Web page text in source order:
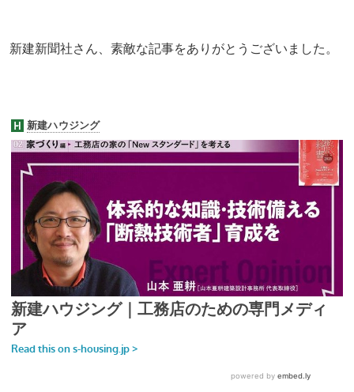
新建新聞社さん、素敵な記事をありがとうございました。